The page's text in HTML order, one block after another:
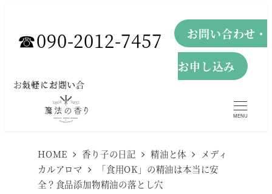
ン
☎︎090-2012-7457 お問い合わせ・
お申し込み
お気軽にお問い合わせください。
MENU
HOME 香り子の日記 精油と体
メディ
カルアロマ
「食用OK」の精油は本当に安
全？食品添加物精油の落とし穴